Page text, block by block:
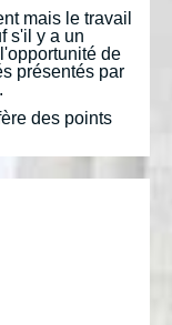
mais le travail
s'il y a un
de
présentés par
des points